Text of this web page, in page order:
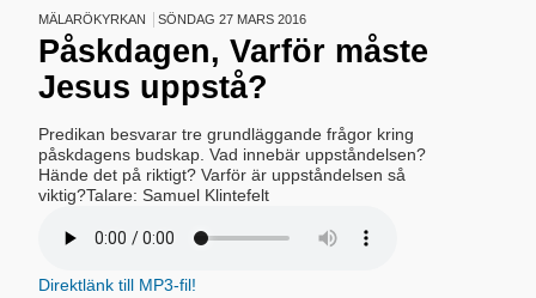
MÄLARÖKYRKAN SÖNDAG 27 MARS 2016
Påskdagen, Varför måste
Jesus uppstå?
Predikan besvarar tre grundläggande frågor kring
påskdagens budskap. Vad innebär uppståndelsen?
Hände det på riktigt? Varför är uppståndelsen så
viktig?Talare: Samuel Klintefelt
Direktlänk till MP3-fil!